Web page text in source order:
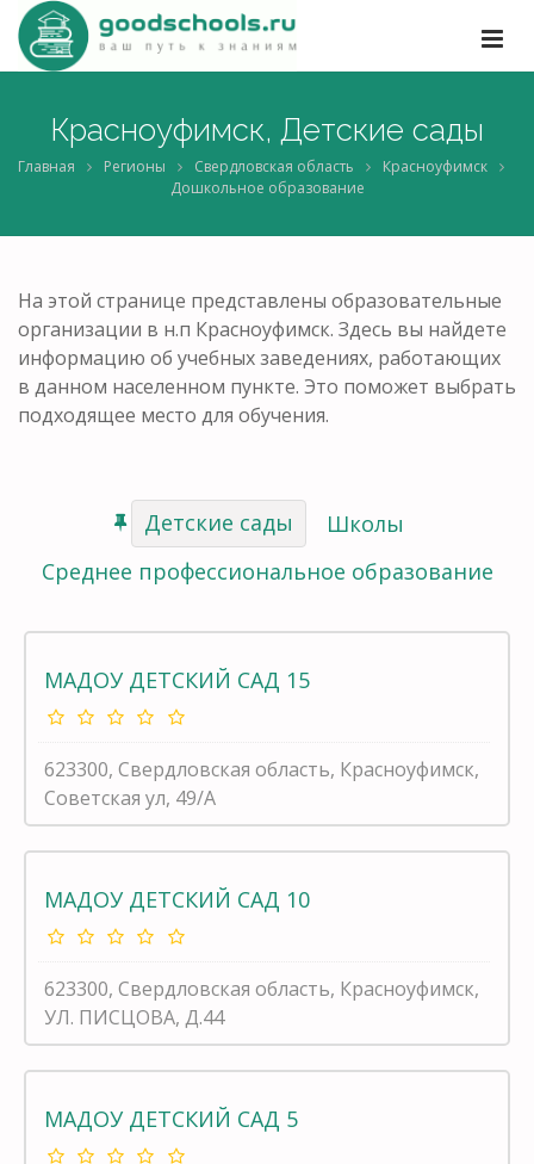
Красноуфимск, Детские сады
Главная Регионы Свердловская область
Красноуфимск
Дошкольное образование
На этой странице представлены образовательные
организации в н.п Красноуфимск. Здесь вы найдете
информацию об учебных заведениях, работающих
в данном населенном пункте. Это поможет выбрать
подходящее место для обучения.
Детские сады
Школы
Среднее профессиональное образование
МАДОУ ДЕТСКИЙ САД 15
623300, Свердловская область, Красноуфимск,
Советская ул, 49/А
МАДОУ ДЕТСКИЙ САД 10
623300, Свердловская область, Красноуфимск,
УЛ. ПИСЦОВА, Д.44
МАДОУ ДЕТСКИЙ САД 5